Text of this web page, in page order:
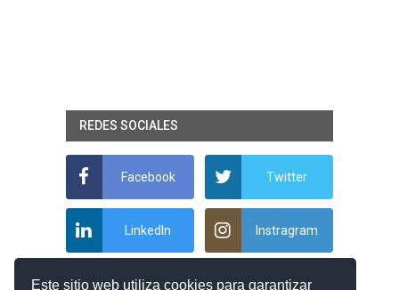
Este sitio web utiliza cookies para garantizar
REDES SOCIALES
Facebook Twitter
LinkedIn Instragram